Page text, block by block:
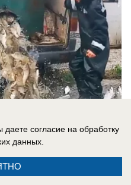
0
согласие на обработку
данных.